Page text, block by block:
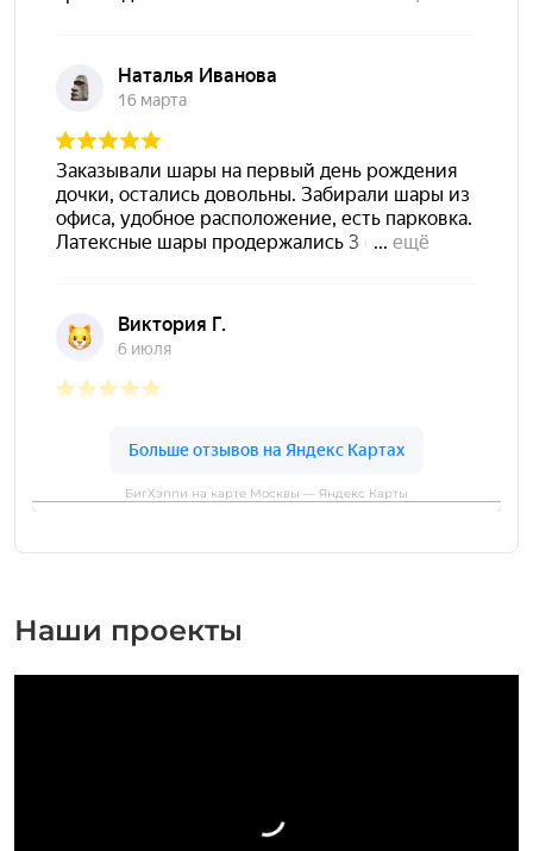
БигХэппи на карте Москвы — Яндекс Карты
Наши проекты